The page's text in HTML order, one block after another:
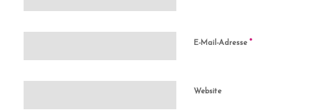
E-Mail-Adresse *
Website